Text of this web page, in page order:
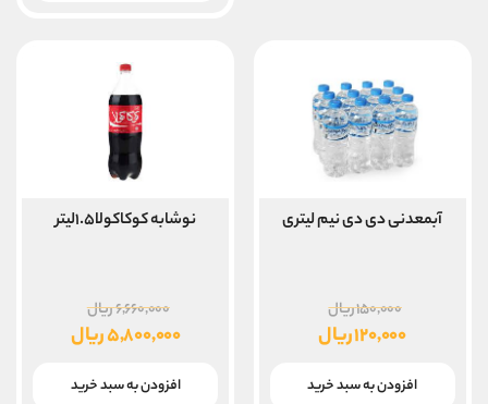
آبمعدنی دی دی نیم لیتری
۱۵۰,۰۰۰ریال
اصلی
بود.
۱۲۰,۰۰۰ریال
فعلی
افزودن به سبد خرید
نوشابه کوکاکولا۱.۵لیتر
۶,۶۶۰,۰۰۰ریال
اصلی
بود.
۵,۸۰۰,۰۰۰ریال
فعلی
افزودن به سبد خرید